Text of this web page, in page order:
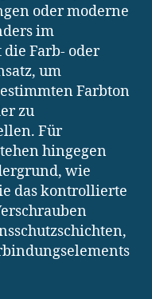
oder moderne
im
Farb- oder
um
Farbton
zu
Für
hingegen
wie
das kontrollierte